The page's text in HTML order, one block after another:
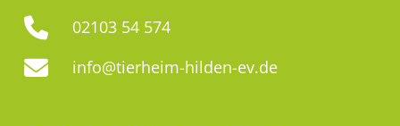
02103 54 574
info@tierheim-hilden-ev.de